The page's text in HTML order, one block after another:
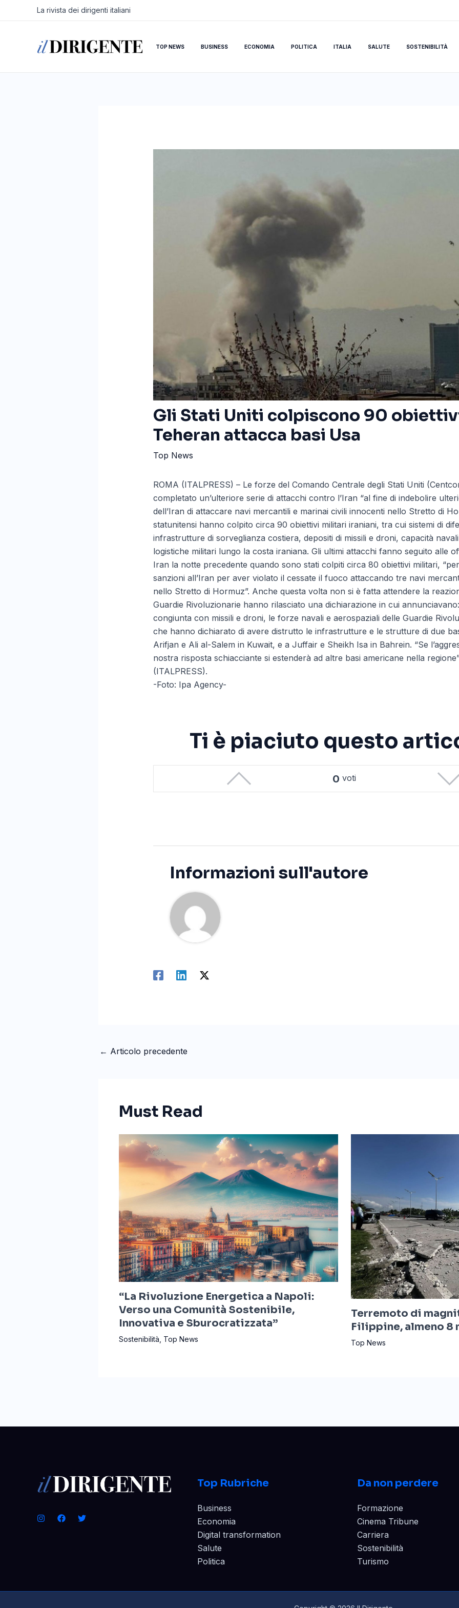
La rivista dei dirigenti italiani
TOP NEWS BUSINESS ECONOMIA POLITICA ITALIA SALUTE SOSTENIBILITÀ
Gli Stati Uniti colpiscono 90
Teheran attacca basi Usa
Top News
ROMA (ITALPRESS) – Le forze del Comando Centrale degli Stati Uniti
completato un’ulteriore serie di attacchi contro l’Iran “al fine di indebolire
dell’Iran di attaccare navi mercantili e marinai civili innocenti nello Stretto di
statunitensi hanno colpito circa 90 obiettivi militari iraniani, tra cui sistemi di
infrastrutture di sorveglianza costiera, depositi di missili e droni, capacità
logistiche militari lungo la costa iraniana. Gli ultimi attacchi fanno seguito alle
Iran la notte precedente quando sono stati colpiti circa 80 obiettivi militari,
sanzioni all’Iran per aver violato il cessate il fuoco attaccando tre navi
nello Stretto di Hormuz”. Anche questa volta non si è fatta attendere la
Guardie Rivoluzionarie hanno rilasciato una dichiarazione in cui
congiunta con missili e droni, le forze navali e aerospaziali delle Guardie
che hanno dichiarato di avere distrutto le infrastrutture e le strutture di due
Arifjan e Ali al-Salem in Kuwait, e a Juffair e Sheikh Isa in Bahrein. “Se
nostra risposta schiacciante si estenderà ad altre basi americane nella
(ITALPRESS).
-Foto: Ipa Agency-
Ti è piaciuto questo
0 voti
Informazioni sull'autore
Navigazione
← Articolo precedente
Must Read
“La Rivoluzione Energetica a Napoli:
Verso una Comunità Sostenibile,
Innovativa e Sburocratizzata”
Sostenibilità Top News
Terremoto di
Filippine, almeno
Top News
Top Rubriche
Business
Economia
Digital transformation
Salute
Politica
Da non perdere
Formazione
Cinema Tribune
Carriera
Sostenibilità
Turismo